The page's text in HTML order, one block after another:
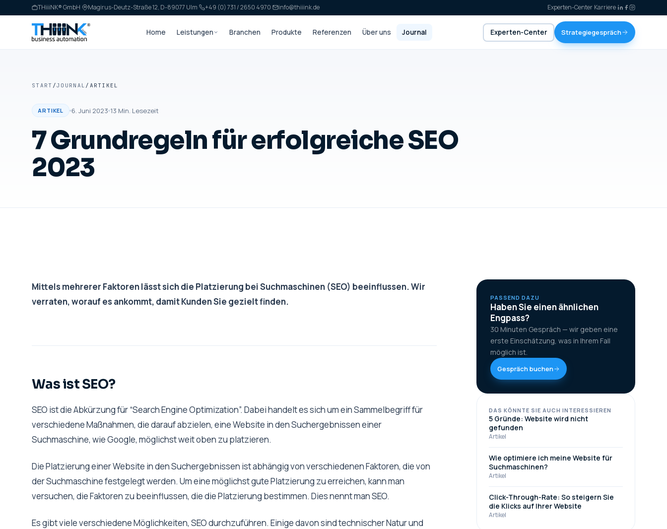
THiiiNK® GmbH· Magirus-Deutz-Straße 12, D-89077 Ulm· +49 (0) 731 / 2650 4970· info@thiiink.de Experten-Center·Karriere·
Home Leistungen Branchen Produkte Referenzen Über uns Journal Experten-Center Strategiegespräch
START /JOURNAL / ARTIKEL
ARTIKEL 6. Juni 2023 13 Min. Lesezeit
7 Grundregeln für erfolgreiche SEO
2023
Mittels mehrerer Faktoren lässt sich die Platzierung bei Suchmaschinen (SEO) beeinflussen. Wir
verraten, worauf es ankommt, damit Kunden Sie gezielt finden.
Was ist SEO?
SEO ist die Abkürzung für “Search Engine Optimization”. Dabei handelt es sich um ein Sammelbegriff für
verschiedene Maßnahmen, die darauf abzielen, eine Website in den Suchergebnissen einer
Suchmaschine, wie Google, möglichst weit oben zu platzieren.
Die Platzierung einer Website in den Suchergebnissen ist abhängig von verschiedenen Faktoren, die von
der Suchmaschine festgelegt werden. Um eine möglichst gute Platzierung zu erreichen, kann man
versuchen, die Faktoren zu beeinflussen, die die Platzierung bestimmen. Dies nennt man SEO.
Es gibt viele verschiedene Möglichkeiten, SEO durchzuführen. Einige davon sind technischer Natur und
PASSEND DAZU
Haben Sie einen ähnlichen
Engpass?
30 Minuten Gespräch — wir geben eine
erste Einschätzung, was in Ihrem Fall
möglich ist.
Gespräch buchen
DAS KÖNNTE SIE AUCH INTERESSIEREN
5 Gründe: Website wird nicht
gefunden
Artikel
Wie optimiere ich meine Website für
Suchmaschinen?
Artikel
Click-Through-Rate: So steigern Sie
die Klicks auf Ihrer Website
Artikel